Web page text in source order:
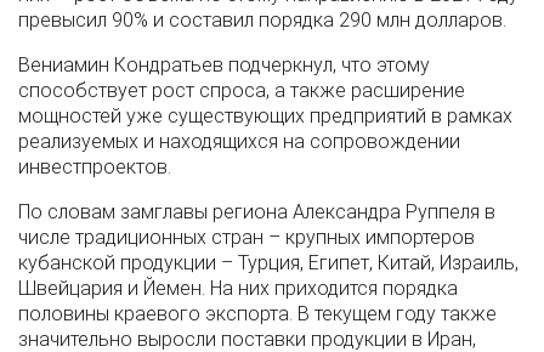
превысил 90% и составил порядка 290 млн долларов.
Вениамин Кондратьев подчеркнул, что этому
способствует рост спроса, а также расширение
мощностей уже существующих предприятий в рамках
реализуемых и находящихся на сопровождении
инвестпроектов.
По словам замглавы региона Александра Руппеля в
числе традиционных стран – крупных импортеров
кубанской продукции – Турция, Египет, Китай, Израиль,
Швейцария и Йемен. На них приходится порядка
половины краевого экспорта. В текущем году также
значительно выросли поставки продукции в Иран,